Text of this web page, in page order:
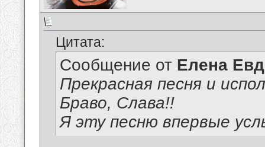
Цитата:
Сообщение от Елена
Прекрасная песня и
Браво, Слава!!
Я эту песню впервые